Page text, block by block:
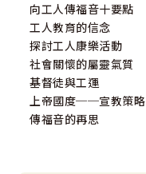
向工人傳福音十要點
工人教育的信念
探討工人康樂活動
社會關懷的屬靈氣質
基督徒與工運
上帝國度──宣教策略
傳福音的再思